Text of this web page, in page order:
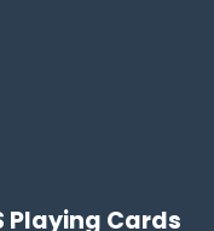
Playing Cards